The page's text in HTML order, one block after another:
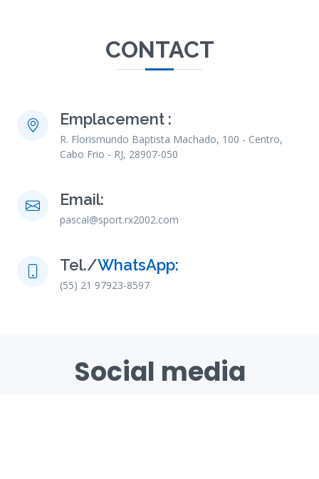
CONTACT
Emplacement :
R. Florismundo Baptista Machado, 100 - Centro,
Cabo Frio - RJ, 28907-050
Email:
pascal@sport.rx2002.com
Tel./WhatsApp:
(55) 21 97923-8597
Social media